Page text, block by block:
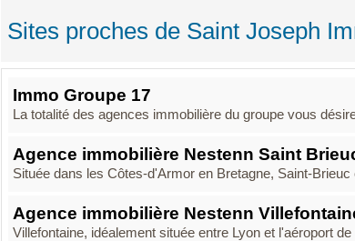
Sites proches de Saint Joseph
Immo Groupe 17
La totalité des agences immobilière du groupe vous
Agence immobilière Nestenn Saint
Située dans les Côtes-d'Armor en Bretagne, Saint-
Agence immobilière Nestenn
Villefontaine, idéalement située entre Lyon et l'aéroport